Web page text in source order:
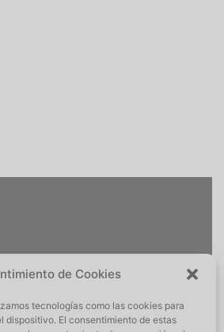
de Cookies
tecnologías como las cookies para
dispositivo. El consentimiento de estas